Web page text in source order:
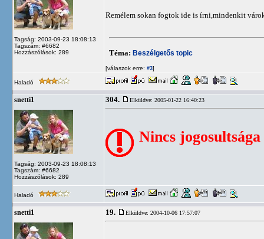
Tagság: 2003-09-23 18:08:13
Tagszám: #6682
Hozzászólások: 289
Remélem sokan fogtok ide is írni,mindenkit
Téma: Beszélgetős topic
[válaszok erre: #3]
Haladó
snetti1
Tagság: 2003-09-23 18:08:13
Tagszám: #6682
Hozzászólások: 289
304. Elküldve: 2005-01-22 16:40:23
Nincs
Haladó
snetti1 19. Elküldve: 2004-10-06 17:57:07